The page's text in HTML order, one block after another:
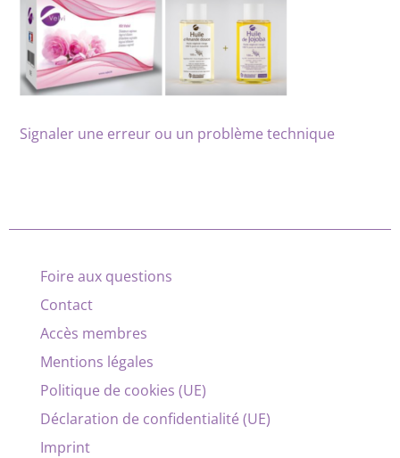
Signaler une erreur ou un problème technique
Foire aux questions
Contact
Accès membres
Mentions légales
Politique de cookies (UE)
Déclaration de confidentialité (UE)
Imprint